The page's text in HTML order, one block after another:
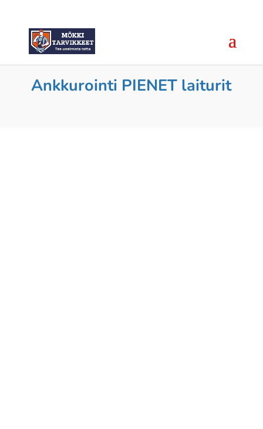
Ankkurointi PIENET laiturit